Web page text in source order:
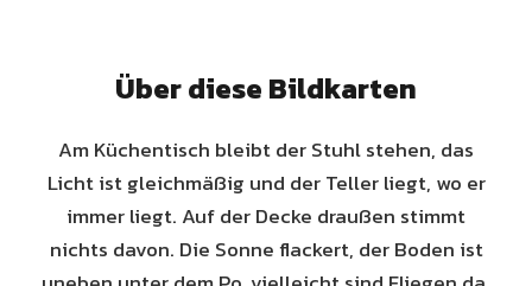
Über diese Bildkarten
Am Küchentisch bleibt der Stuhl stehen, das
Licht ist gleichmäßig und der Teller liegt, wo er
immer liegt. Auf der Decke draußen stimmt
nichts davon. Die Sonne flackert, der Boden ist